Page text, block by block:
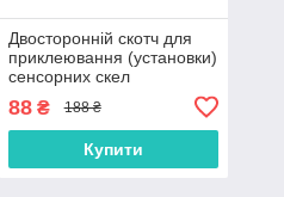
Двосторонній скотч для
приклеювання (установки)
сенсорних скел
(модулів) і корпусів до їх
основи
88₴ 188 ₴
Купити